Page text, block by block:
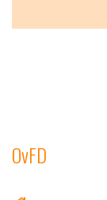
OvFD